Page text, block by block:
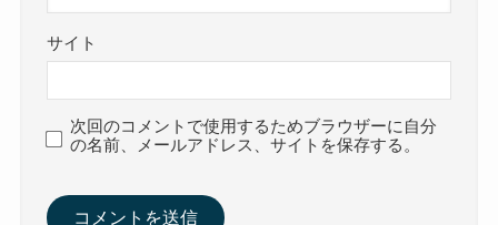
サイト
次回のコメントで使用するためブラウザーに自分
の名前、メールアドレス、サイトを保存する。